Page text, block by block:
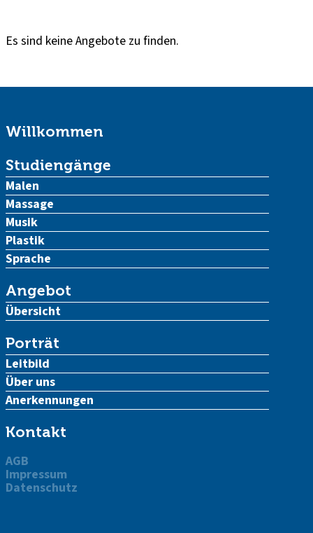
Es sind keine Angebote zu finden.
Willkommen
Studiengänge
Malen
Massage
Musik
Plastik
Sprache
Angebot
Übersicht
Porträt
Leitbild
Über uns
Anerkennungen
Kontakt
AGB
Impressum
Datenschutz